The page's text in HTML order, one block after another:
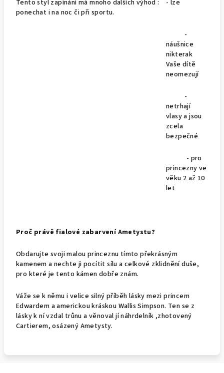
Tento styl zapínání má mnoho dalších výhod : - lze
ponechat i na noc či při sportu.
-
náušnice
nikterak
Vaše dítě
neomezují
-
netrhají
vlasy a jsou
zcela
bezpečné
- pro
princezny ve
věku 2 až 10
let
Proč právě fialové zabarvení Ametystu?
Obdarujte svoji malou princeznu tímto překrásným
kamenem a nechte ji pocítit sílu a celkové zklidnění duše,
pro které je tento kámen dobře znám.
Váže se k němu i velice silný příběh lásky mezi princem
Edwardem a americkou kráskou Wallis Simpson. Ten se z
lásky k ní vzdal trůnu a věnoval jí náhrdelník ,zhotovený
Cartierem, osázený Ametysty.